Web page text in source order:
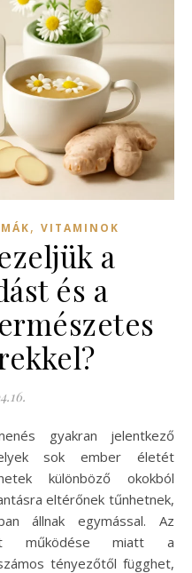
, VITAMINOK
a
és a
sok ember életét
különböző okokból
eltérőnek tűnhetnek,
állnak egymással. Az
működése miatt a
tényezőtől függhet,